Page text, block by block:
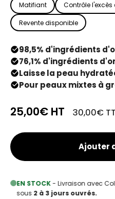
Matifiant Contrôle l'excès
Revente disponible
98,5% d'ingrédients
76,1% d'ingrédients
Laisse la peau
Pour peaux mixtes à
25,00€ HT 30,00€
Ajouter
EN STOCK- Livraison avec
sous 2 à 3 jours ouvrés.